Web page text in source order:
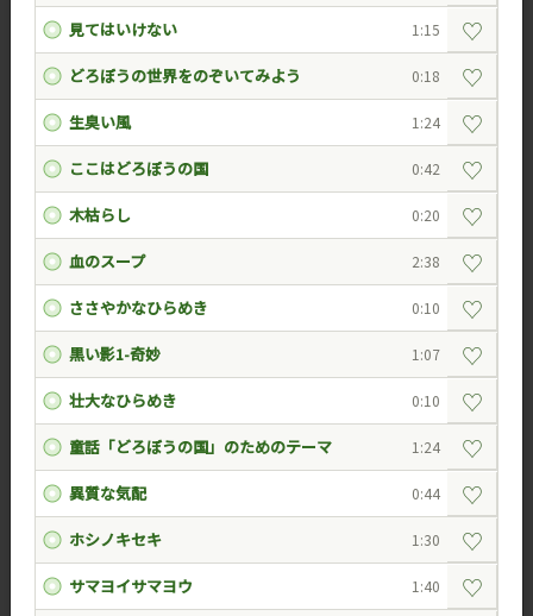
見てはいけない 1:15 ♡
どろぼうの世界をのぞいてみよう 0:18 ♡
生臭い風 1:24 ♡
ここはどろぼうの国 0:42 ♡
木枯らし 0:20 ♡
血のスープ 2:38 ♡
ささやかなひらめき 0:10 ♡
黒い影1-奇妙 1:07 ♡
壮大なひらめき 0:10 ♡
童話「どろぼうの国」のためのテーマ 1:24 ♡
異質な気配 0:44 ♡
ホシノキセキ 1:30 ♡
サマヨイサマヨウ 1:40 ♡